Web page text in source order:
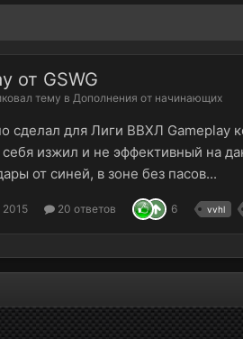
от GSWG
тему вДополнения от начинающих
сделал для Лиги ВВХЛ Gameplay
изжил и не эффективный на
от синей, в зоне без пасов...
2015 20 ответов 6 vvhl